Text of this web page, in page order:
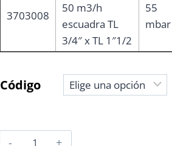
3703008
50 m3/h
escuadra TL
3/4″ x TL 1″1/2
55
mbar
Código
REGULADOR